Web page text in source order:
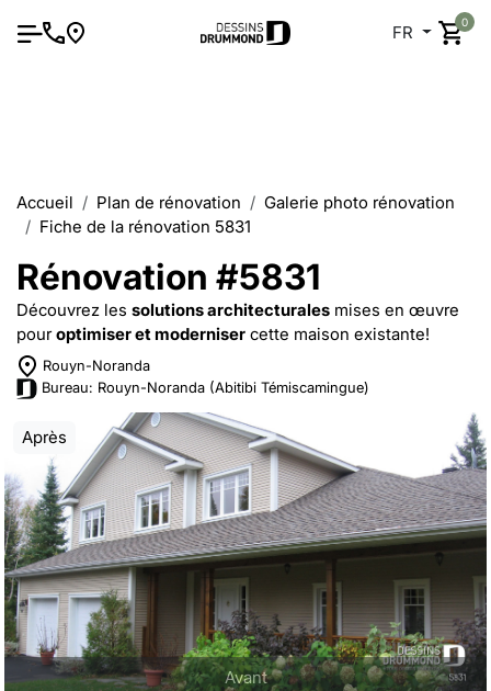
FR
0
Accueil Plan de rénovation
Galerie photo rénovation
Fiche de la rénovation 5831
Rénovation #5831
Découvrez les solutions architecturales mises en œuvre
pouroptimiser et moderniser cette maison existante!
Rouyn-Noranda
Bureau: Rouyn-Noranda (Abitibi Témiscamingue)
Après
Avant